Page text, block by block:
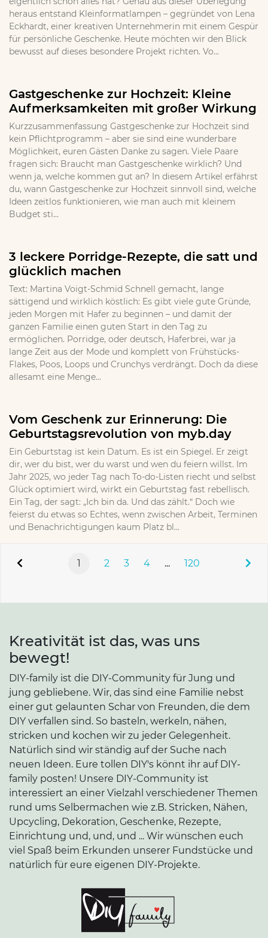
heraus entstand Kleinformatlampen – gegründet von Lena
Eckhardt, einer kreativen Unternehmerin mit einem Gespür
für persönliche Geschenke. Heute möchten wir den Blick
bewusst auf dieses besondere Projekt richten. Vo...
Gastgeschenke zur Hochzeit: Kleine
Aufmerksamkeiten mit großer Wirkung
Kurzzusammenfassung Gastgeschenke zur Hochzeit sind
kein Pflichtprogramm – aber sie sind eine wunderbare
Möglichkeit, euren Gästen Danke zu sagen. Viele Paare
fragen sich: Braucht man Gastgeschenke wirklich? Und
wenn ja, welche kommen gut an? In diesem Artikel erfährst
du, wann Gastgeschenke zur Hochzeit sinnvoll sind, welche
Ideen zeitlos funktionieren, wie man auch mit kleinem
Budget sti...
3 leckere Porridge-Rezepte, die satt und
glücklich machen
Text: Martina Voigt-Schmid Schnell gemacht, lange
sättigend und wirklich köstlich: Es gibt viele gute Gründe,
jeden Morgen mit Hafer zu beginnen – und damit der
ganzen Familie einen guten Start in den Tag zu
ermöglichen. Porridge, oder deutsch, Haferbrei, war ja
lange Zeit aus der Mode und komplett von Frühstücks-
Flakes, Poos, Loops und Crunchys verdrängt. Doch da diese
allesamt eine Menge...
Vom Geschenk zur Erinnerung: Die
Geburtstagsrevolution von myb.day
Ein Geburtstag ist kein Datum. Es ist ein Spiegel. Er zeigt
dir, wer du bist, wer du warst und wen du feiern willst. Im
Jahr 2025, wo jeder Tag nach To-do-Listen riecht und selbst
Glück optimiert wird, wirkt ein Geburtstag fast rebellisch.
Ein Tag, der sagt: „Ich bin da. Und das zählt.“ Doch wie
feierst du etwas so Echtes, wenn zwischen Arbeit, Terminen
und Benachrichtigungen kaum Platz bl...
1 2 3 4 ... 120
Kreativität ist das, was uns
bewegt!
DIY-family ist die DIY-Community für Jung und
jung gebliebene. Wir, das sind eine Familie nebst
einer gut gelaunten Schar von Freunden, die dem
DIY verfallen sind. So basteln, werkeln, nähen,
stricken und kochen wir zu jeder Gelegenheit.
Natürlich sind wir ständig auf der Suche nach
neuen Ideen. Eure tollen DIY's könnt ihr auf DIY-
family posten! Unsere DIY-Community ist
interessiert an einer Vielzahl verschiedener Themen
rund ums Selbermachen wie z.B. Stricken, Nähen,
Upcycling, Dekoration, Geschenke, Rezepte,
Einrichtung und, und, und ... Wir wünschen euch
viel Spaß beim Erkunden unserer Fundstücke und
natürlich für eure eigenen DIY-Projekte.